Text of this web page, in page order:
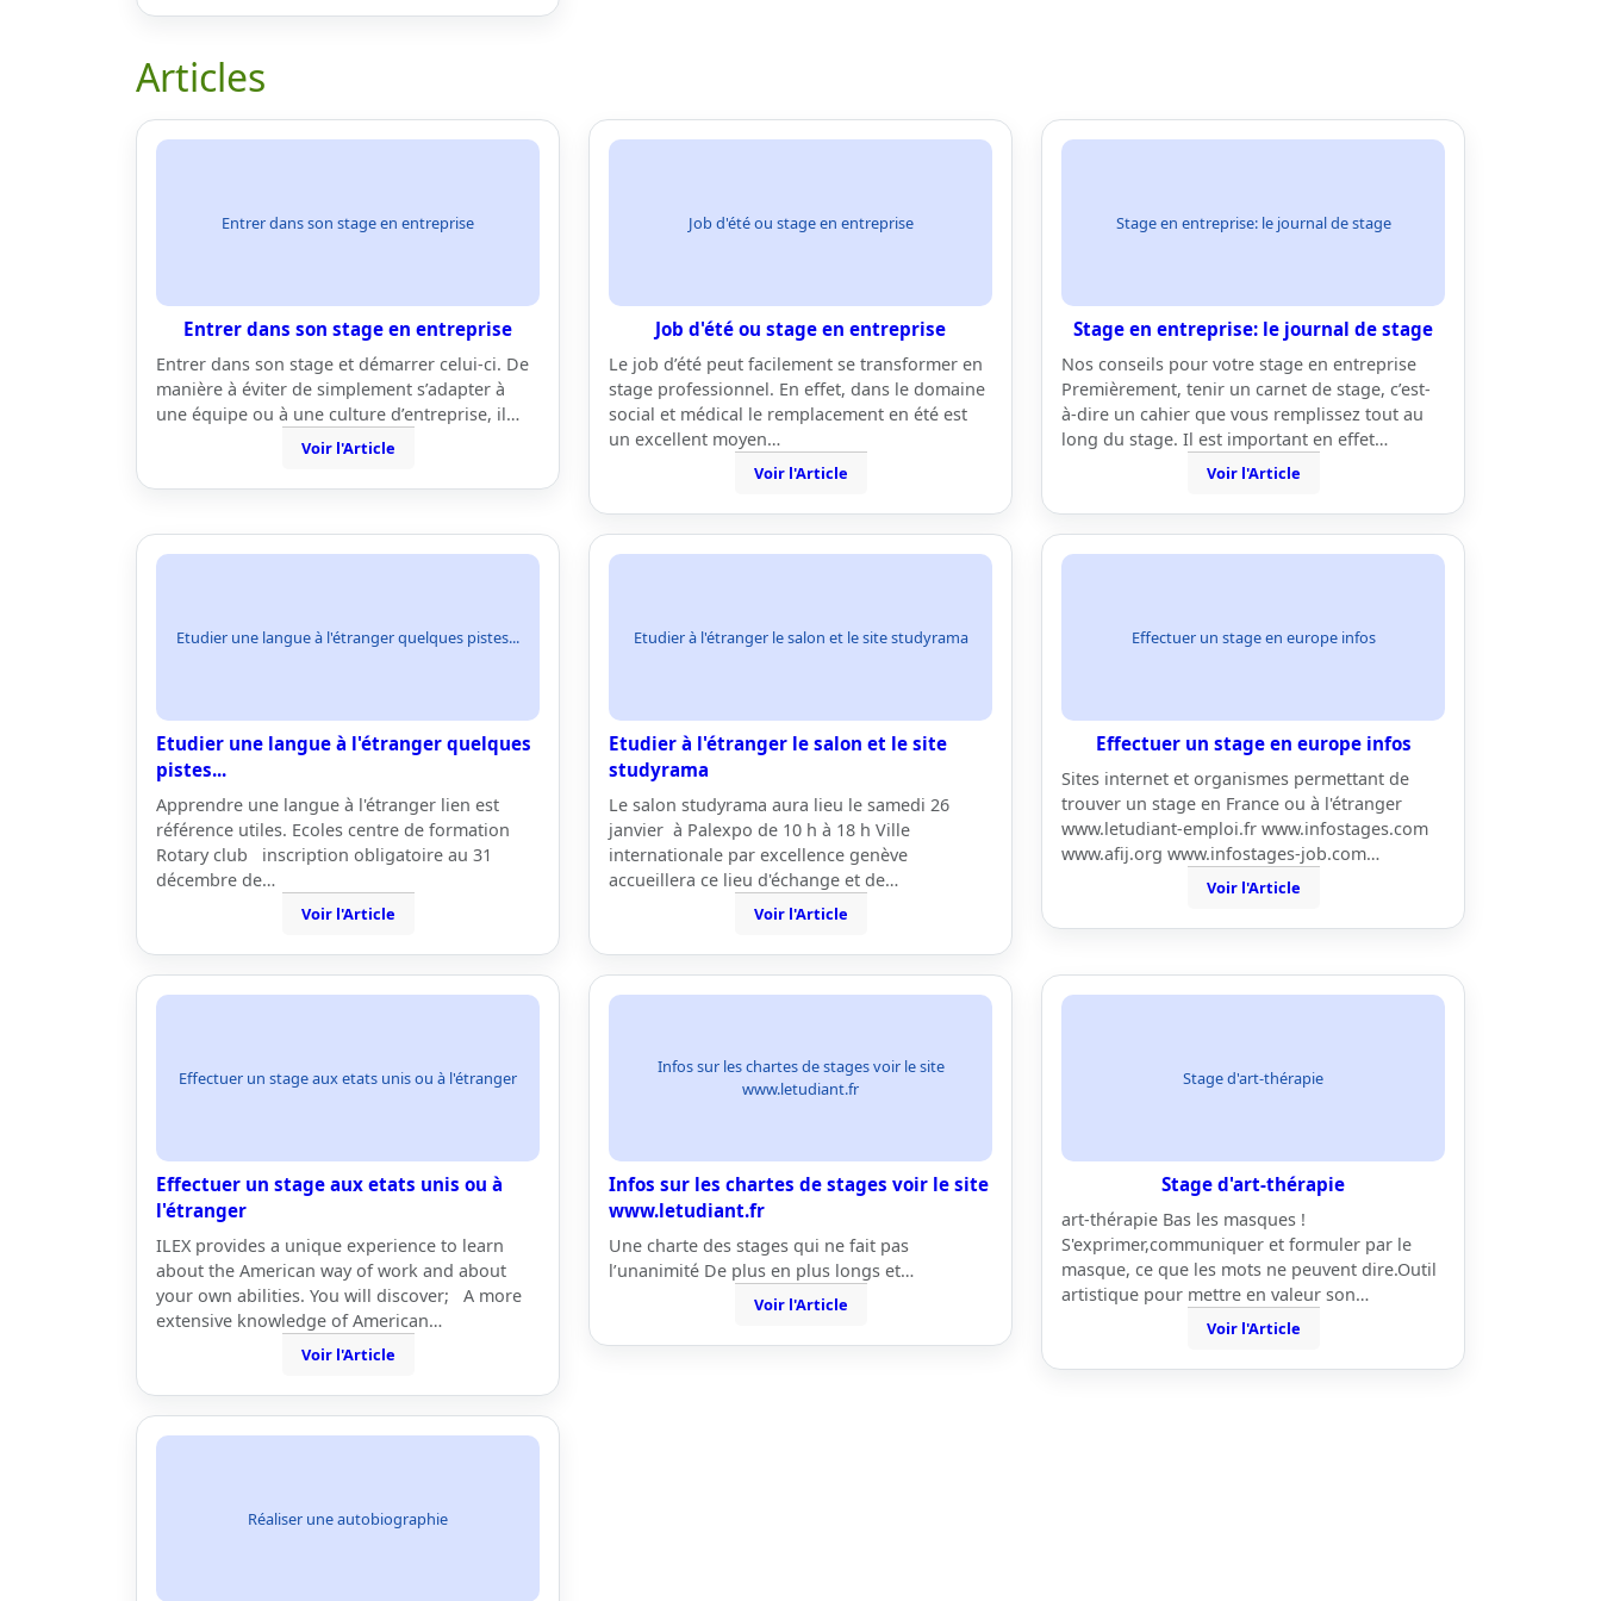
Articles
Entrer dans son stage en entreprise
Entrer dans son stage en entreprise
Entrer dans son stage et démarrer celui-ci. De
manière à éviter de simplement s’adapter à
une équipe ou à une culture d’entreprise, il…
Voir l'Article
Job d'été ou stage en entreprise
Job d'été ou stage en entreprise
Le job d’été peut facilement se transformer en
stage professionnel. En effet, dans le domaine
social et médical le remplacement en été est
un excellent moyen…
Voir l'Article
Stage en entreprise: le journal de stage
Stage en entreprise: le journal de stage
Nos conseils pour votre stage en entreprise
Premièrement, tenir un carnet de stage, c’est-
à-dire un cahier que vous remplissez tout au
long du stage. Il est important en effet…
Voir l'Article
Etudier une langue à l'étranger quelques pistes...
Etudier une langue à l'étranger quelques
pistes...
Apprendre une langue à l'étranger lien est
référence utiles. Ecoles centre de formation
Rotary club inscription obligatoire au 31
décembre de…
Voir l'Article
Etudier à l'étranger le salon et le site studyrama
Etudier à l'étranger le salon et le site
studyrama
Le salon studyrama aura lieu le samedi 26
janvier à Palexpo de 10 h à 18 h Ville
internationale par excellence genève
accueillera ce lieu d'échange et de…
Voir l'Article
Effectuer un stage en europe infos
Effectuer un stage en europe infos
Sites internet et organismes permettant de
trouver un stage en France ou à l'étranger
www.letudiant-emploi.fr www.infostages.com
www.afij.org www.infostages-job.com…
Voir l'Article
Effectuer un stage aux etats unis ou à l'étranger
Effectuer un stage aux etats unis ou à
l'étranger
ILEX provides a unique experience to learn
about the American way of work and about
your own abilities. You will discover; A more
extensive knowledge of American…
Voir l'Article
Infos sur les chartes de stages voir le site
www.letudiant.fr
Infos sur les chartes de stages voir le site
www.letudiant.fr
Une charte des stages qui ne fait pas
l’unanimité De plus en plus longs et…
Voir l'Article
Stage d'art-thérapie
Stage d'art-thérapie
art-thérapie Bas les masques !
S'exprimer,communiquer et formuler par le
masque, ce que les mots ne peuvent dire.Outil
artistique pour mettre en valeur son…
Voir l'Article
Réaliser une autobiographie